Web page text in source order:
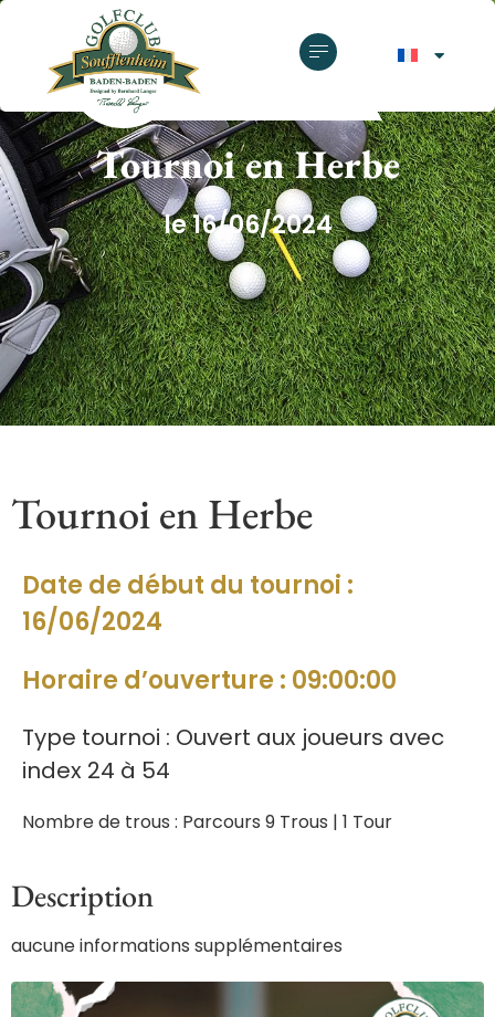
GOLF CLUB SOUFFLENHEIM
Tournoi en Herbe
le 16/06/2024
Tournoi en Herbe
Date de début du tournoi :
16/06/2024
Horaire d’ouverture : 09:00:00
Type tournoi : Ouvert aux joueurs avec
index 24 à 54
Nombre de trous : Parcours 9 Trous | 1 Tour
Description
aucune informations supplémentaires